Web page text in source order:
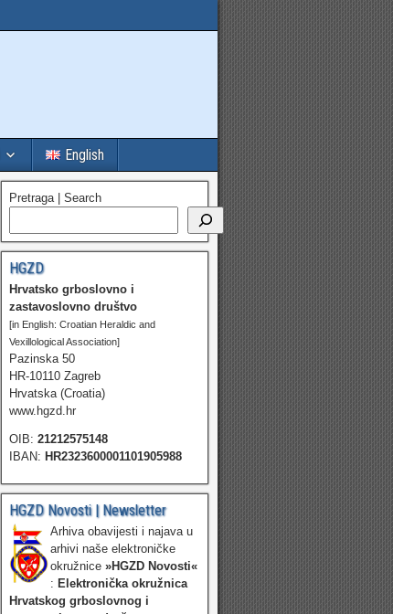
English
Pretraga | Search
HGZD
Hrvatsko grboslovno i
zastavoslovno društvo
[in English: Croatian Heraldic and
Vexillological Association]
Pazinska 50
HR-10110 Zagreb
Hrvatska (Croatia)
www.hgzd.hr
OIB: 21212575148
IBAN: HR2323600001101905988
HGZD Novosti | Newsletter
Arhiva obavijesti i najava u
arhivi naše elektroničke
okružnice »HGZD Novosti«
: Elektronička okružnica
Hrvatskog grboslovnog i